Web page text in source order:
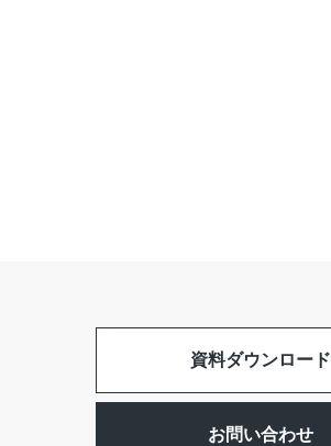
資料ダウンロード
お問い合わせ